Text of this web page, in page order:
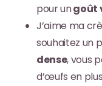
pour ungoût
J’aime ma
souhaitez un
dense, vous
d’œufs en plus